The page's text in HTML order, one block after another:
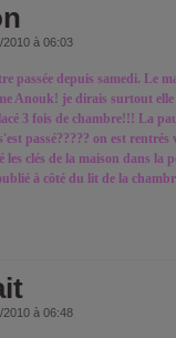
2010 à 06:03
passée depuis samedi. Le
Anouk! je dirais surtout
3 fois de chambre!!! La
passé????? on est
les clés de la maison dans la
à côté du lit de la
2010 à 06:48